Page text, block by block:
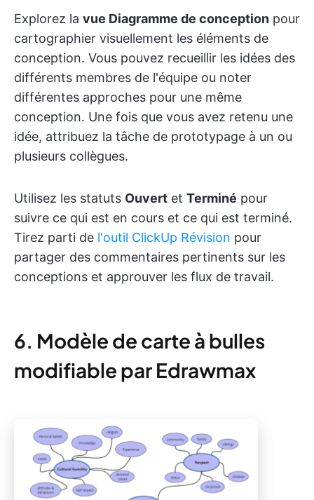
Explorez la vue Diagramme de conception pour
cartographier visuellement les éléments de
conception. Vous pouvez recueillir les idées des
différents membres de l'équipe ou noter
différentes approches pour une même
conception. Une fois que vous avez retenu une
idée, attribuez la tâche de prototypage à un ou
plusieurs collègues.
Utilisez les statuts Ouvert et Terminé pour
suivre ce qui est en cours et ce qui est terminé.
Tirez parti de l'outil ClickUp Révision pour
partager des commentaires pertinents sur les
conceptions et approuver les flux de travail.
6. Modèle de carte à bulles
modifiable par Edrawmax